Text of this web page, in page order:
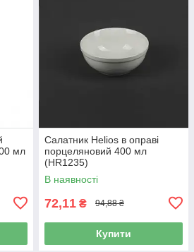
мл
Салатник Helios в оправі
порцеляновий 400 мл
(HR1235)
В наявності
72,11 ₴ 94,88 ₴
Купити